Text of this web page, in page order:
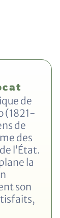
de
(1821-
de
des
l’État.
la
son